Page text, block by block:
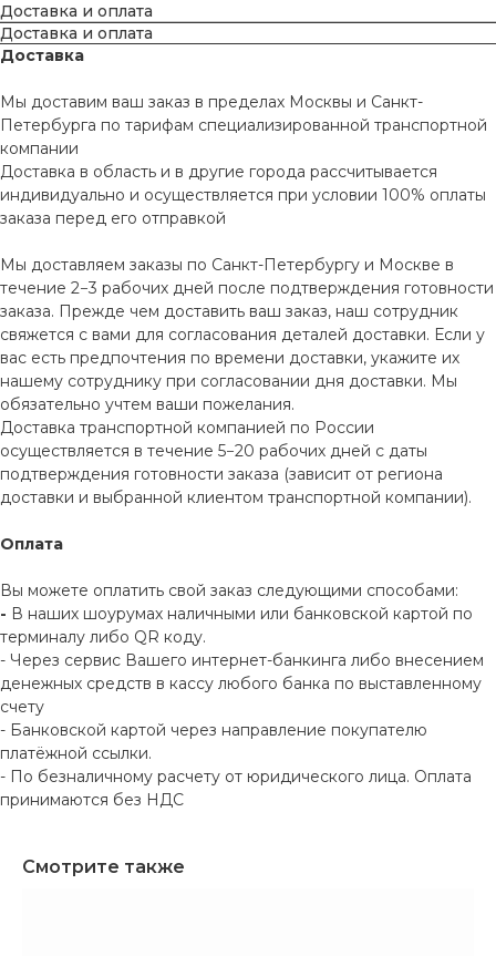
Доставка и оплата
Доставка и оплата
Доставка
Мы доставим ваш заказ в пределах Москвы и Санкт-
Петербурга по тарифам специализированной транспортной
компании
Доставка в область и в другие города рассчитывается
индивидуально и осуществляется при условии 100% оплаты
заказа перед его отправкой
Мы доставляем заказы по Санкт-Петербургу и Москве в
течение 2−3 рабочих дней после подтверждения готовности
заказа. Прежде чем доставить ваш заказ, наш сотрудник
свяжется с вами для согласования деталей доставки. Если у
вас есть предпочтения по времени доставки, укажите их
нашему сотруднику при согласовании дня доставки. Мы
обязательно учтем ваши пожелания.
Доставка транспортной компанией по России
осуществляется в течение 5−20 рабочих дней с даты
подтверждения готовности заказа (зависит от региона
доставки и выбранной клиентом транспортной компании).
Оплата
Вы можете оплатить свой заказ следующими способами:
- В наших шоурумах наличными или банковской картой по
терминалу либо QR коду.
- Через сервис Вашего интернет-банкинга либо внесением
денежных средств в кассу любого банка по выставленному
счету
- Банковской картой через направление покупателю
платёжной ссылки.
- По безналичному расчету от юридического лица. Оплата
принимаются без НДС
Смотрите также